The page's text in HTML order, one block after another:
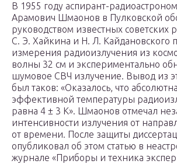
В 1955 году аспирант-
Арамович Шмаонов в Пулковской
руководством известных советских
С. Э. Хайкина и Н. Л. Кайдановского
измерения радиоизлучения из
волны 32 см и экспериментально
шумовое СВЧ излучение. Вывод из
был таков: «Оказалось, что
эффективной температуры
равна 4 ± 3 К». Шмаонов отмечал
интенсивности излучения от
от времени. После защиты
опубликовал об этом статью в
журнале «Приборы и техника